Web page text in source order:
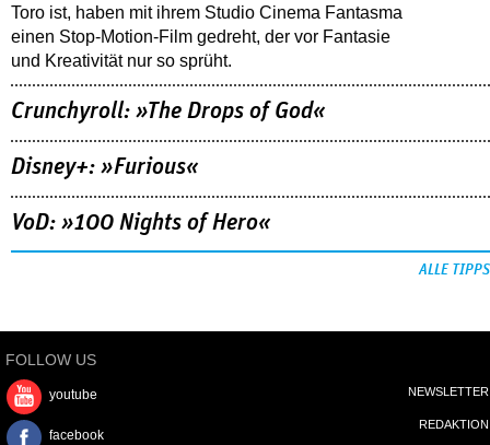
Toro ist, haben mit ihrem Studio Cinema Fantasma
einen Stop-Motion-Film gedreht, der vor Fantasie
und Kreativität nur so sprüht.
Crunchyroll: »The Drops of God«
Disney+: »Furious«
VoD: »100 Nights of Hero«
ALLE TIPPS
FOLLOW US
youtube
facebook
NEWSLETTER
REDAKTION